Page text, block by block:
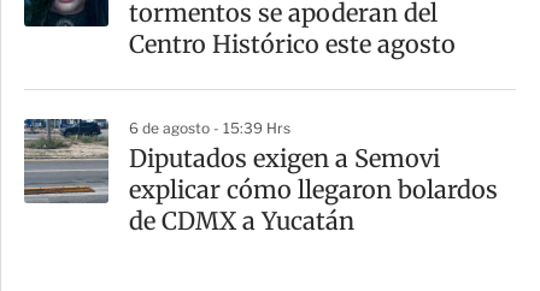
tormentos se apoderan del
Centro Histórico este agosto
6 de agosto - 15:39 Hrs
Diputados exigen a Semovi
explicar cómo llegaron bolardos
de CDMX a Yucatán